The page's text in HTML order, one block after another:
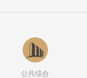
公共综合